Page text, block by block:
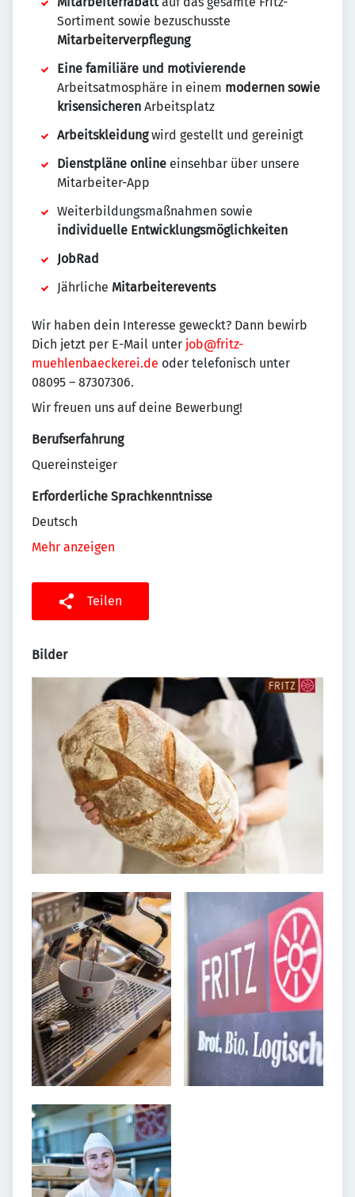
Sortiment sowie bezuschusste
Mitarbeiterverpflegung
Eine familiäre und motivierende
Arbeitsatmosphäre in einem modernen sowie
krisensicheren Arbeitsplatz
Arbeitskleidungwird gestellt und gereinigt
Dienstpläne online einsehbar über unsere
Mitarbeiter-App
Weiterbildungsmaßnahmen sowie
individuelle Entwicklungsmöglichkeiten
JobRad
Jährliche Mitarbeiterevents
Wir haben dein Interesse geweckt? Dann bewirb
Dich jetzt per E-Mail unter job@fritz-
muehlenbaeckerei.de oder telefonisch unter
08095 – 87307306.
Wir freuen uns auf deine Bewerbung!
Berufserfahrung
Quereinsteiger
Erforderliche Sprachkenntnisse
Deutsch
Mehr anzeigen
Teilen
Bilder